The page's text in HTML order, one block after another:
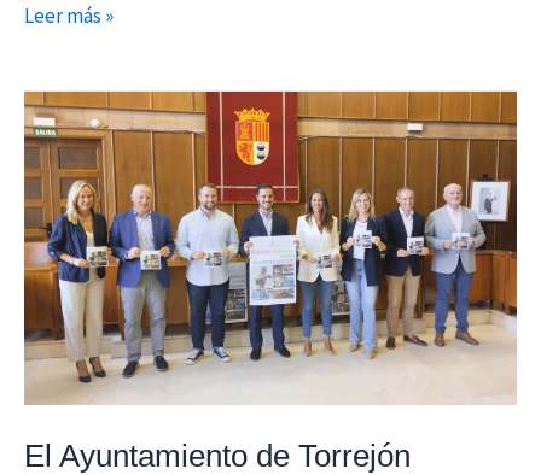
Leer más »
El Ayuntamiento de Torrejón
El
Ayuntamiento
de
Torrejón
presenta
su
programa
de
cursos
y
talleres